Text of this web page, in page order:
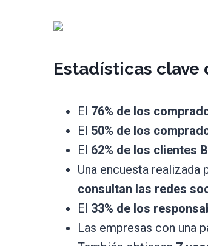
Estadísticas clave
El 76% de los
El 50% de los
El 62% de los clientes
Una encuesta realizada
consultan las redes
El 33% de los
Las empresas con una